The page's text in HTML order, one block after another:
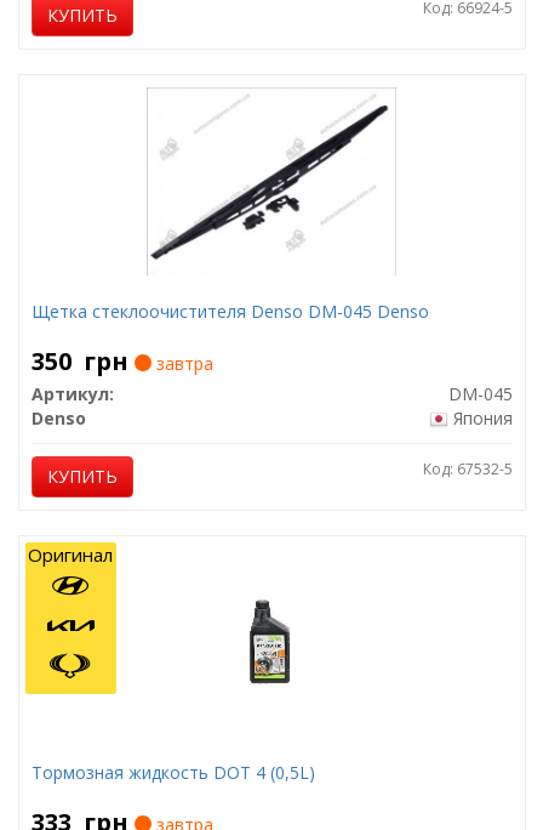
КУПИТЬ Код: 66924-5
Щетка стеклоочистителя Denso DM-045 Denso
350 грн
завтра
Артикул:
DM-045
Denso
Япония
КУПИТЬ Код: 67532-5
Тормозная жидкость DOT 4 (0,5L)
333 грн
завтра
Оригинал